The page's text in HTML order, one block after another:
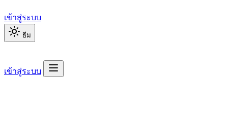
เข้าสู่ระบบ
ธีม
เข้าสู่ระบบ